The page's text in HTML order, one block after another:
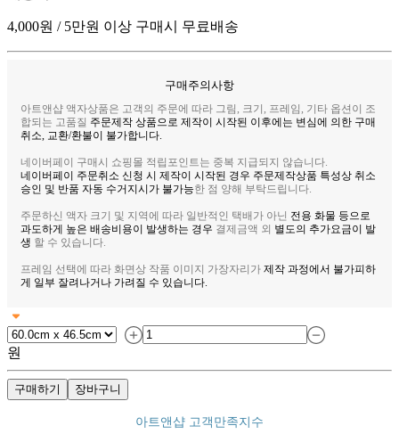
4,000원 / 5만원 이상 구매시 무료배송
구매주의사항
아트앤샵 액자상품은 고객의 주문에 따라 그림, 크기, 프레임, 기타 옵션이 조
합되는 고품질 주문제작 상품으로 제작이 시작된 이후에는 변심에 의한 구매
취소, 교환/환불이 불가합니다.
네이버페이 구매시 쇼핑몰 적립포인트는 중복 지급되지 않습니다.
네이버페이 주문취소 신청 시 제작이 시작된 경우 주문제작상품 특성상 취소
승인 및 반품 자동 수거지시가 불가능한 점 양해 부탁드립니다.
주문하신 액자 크기 및 지역에 따라 일반적인 택배가 아닌 전용 화물 등으로
과도하게 높은 배송비용이 발생하는 경우 결제금액 외 별도의 추가요금이 발
생 할 수 있습니다.
프레임 선택에 따라 화면상 작품 이미지 가장자리가 제작 과정에서 불가피하
게 일부 잘려나거나 가려질 수 있습니다.
원
구매하기 장바구니
아트앤샵 고객만족지수